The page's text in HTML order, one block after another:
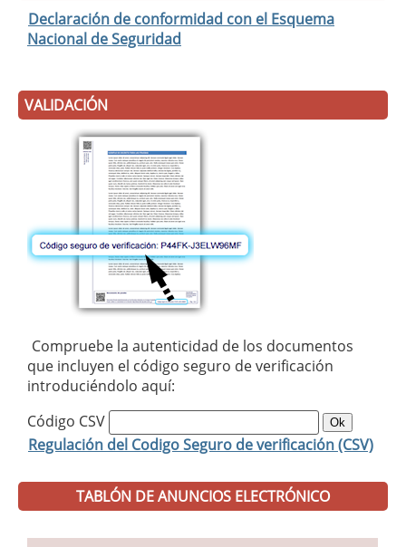
Declaración de conformidad con el Esquema
Nacional de Seguridad
VALIDACIÓN
Compruebe la autenticidad de los documentos
que incluyen el código seguro de verificación
introduciéndolo aquí:
Código CSV
Regulación del Codigo Seguro de verificación (CSV)
TABLÓN DE ANUNCIOS ELECTRÓNICO